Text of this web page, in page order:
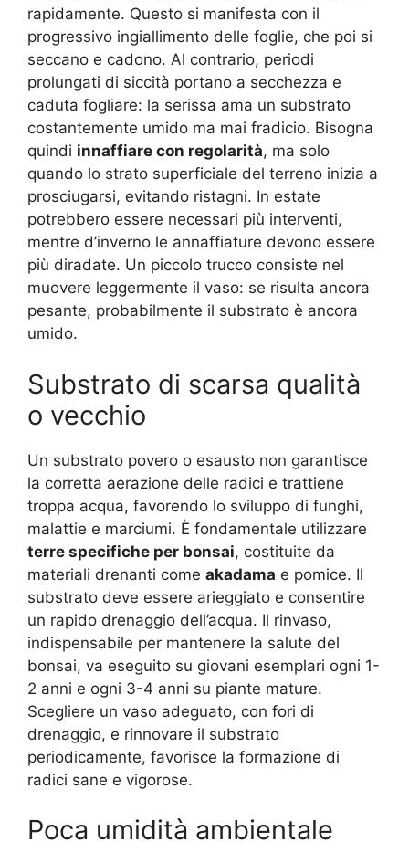
rapidamente. Questo si manifesta con il
progressivo ingiallimento delle foglie, che poi si
seccano e cadono. Al contrario, periodi
prolungati di siccità portano a secchezza e
caduta fogliare: la serissa ama un substrato
costantemente umido ma mai fradicio. Bisogna
quindi innaffiare con regolarità, ma solo
quando lo strato superficiale del terreno inizia a
prosciugarsi, evitando ristagni. In estate
potrebbero essere necessari più interventi,
mentre d’inverno le annaffiature devono essere
più diradate. Un piccolo trucco consiste nel
muovere leggermente il vaso: se risulta ancora
pesante, probabilmente il substrato è ancora
umido.
Substrato di scarsa qualità
o vecchio
Un substrato povero o esausto non garantisce
la corretta aerazione delle radici e trattiene
troppa acqua, favorendo lo sviluppo di funghi,
malattie e marciumi. È fondamentale utilizzare
terre specifiche per bonsai, costituite da
materiali drenanti come akadama e pomice. Il
substrato deve essere arieggiato e consentire
un rapido drenaggio dell’acqua. Il rinvaso,
indispensabile per mantenere la salute del
bonsai, va eseguito su giovani esemplari ogni 1-
2 anni e ogni 3-4 anni su piante mature.
Scegliere un vaso adeguato, con fori di
drenaggio, e rinnovare il substrato
periodicamente, favorisce la formazione di
radici sane e vigorose.
Poca umidità ambientale